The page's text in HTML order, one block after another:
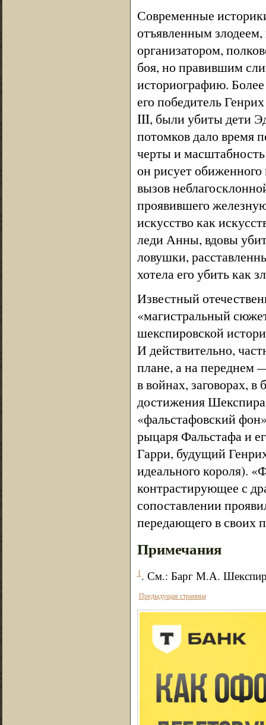
Современные
отъявленным злодеем,
организатором,
боя, но правившим
историографию.
его победитель
III, были убиты дети
потомков дало время
черты и
он рисует
вызов
проявившего
искусство как
леди Анны, вдовы
ловушки,
хотела его убить как
Известный
«магистральный
шекспировской
И действительно,
плане, а на переднем
в войнах, заговорах,
достижения Шекспира
«фальстафовский
рыцаря Фальстафа и
Гарри, будущий
идеального короля).
контрастирующее с
сопоставлении
передающего в своих
Примечания
1. См.: Барг М.А.
Предыдущая страница